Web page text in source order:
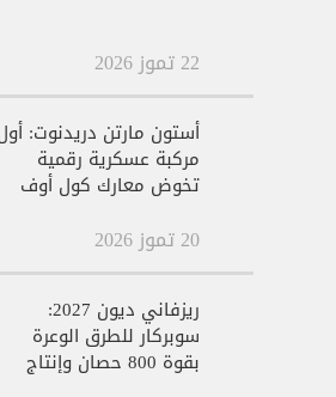
22 تموز 2026
أستون مارتن دريدنوت:
مركبة عسكرية رقمية
تخوض معارك كول أوف
20 تموز 2026
ريزفاني ديون 2027:
سوبركار للطرق الوعرة
بقوة 800 حصان وإنتاج